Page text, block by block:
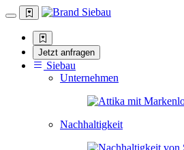
Jetzt anfragen
Siebau
Unternehmen
Nachhaltigkeit